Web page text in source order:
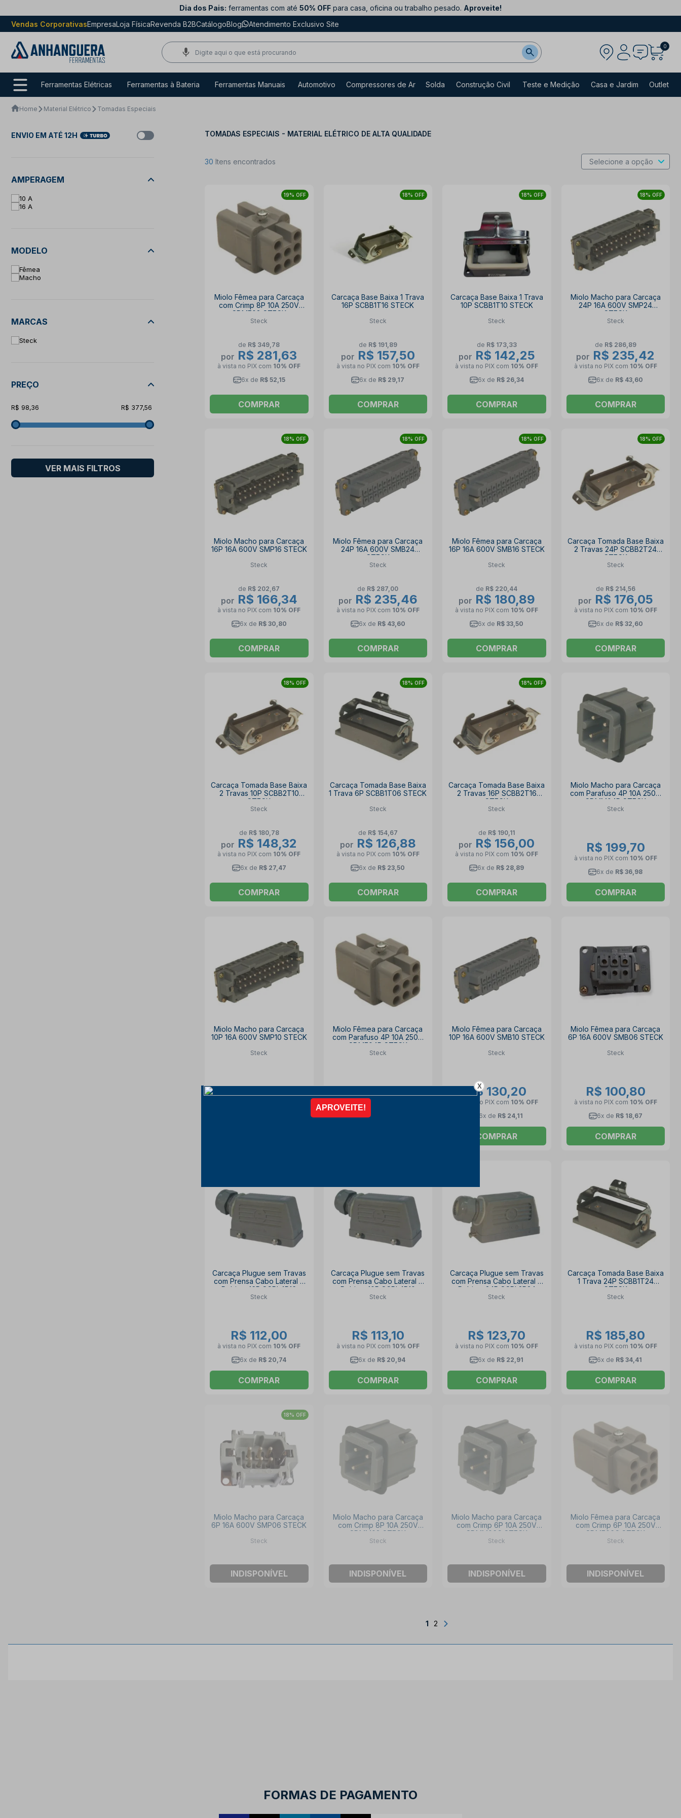
Dia dos Pais: ferramentas com até 50% OFF para casa, oficina ou trabalho pesado. Aproveite!
Vendas CorporativasEmpresaLoja FísicaRevenda B2BCatálogoBlog Atendimento Exclusivo Site
0
Ferramentas Elétricas Ferramentas à Bateria Ferramentas Manuais Automotivo Compressores de Ar Solda Construção Civil Teste e Medição Casa e Jardim Outlet
Home Material Elétrico Tomadas Especiais
AMPERAGEM
10 A
16 A
ENVIO EM ATÉ 12H
MODELO
Fêmea
Macho
MARCAS
Steck
PREÇO
98,36 377,56
VER MAIS FILTROS
TOMADAS ESPECIAIS - MATERIAL ELÉTRICO DE ALTA QUALIDADE
30 Itens encontrados
19% OFF
Miolo Fêmea para Carcaça
com Crimp 8P 10A 250V
SDMF08 STECK
Steck
de R$ 349,78
por R$ 281,63
à vista no PIX com 10% OFF
6x de R$ 52,15
COMPRAR
18% OFF
Carcaça Base Baixa 1 Trava
16P SCBB1T16 STECK
Steck
de R$ 191,89
por R$ 157,50
à vista no PIX com 10% OFF
6x de R$ 29,17
COMPRAR
18% OFF
Carcaça Base Baixa 1 Trava
10P SCBB1T10 STECK
Steck
de R$ 173,33
por R$ 142,25
à vista no PIX com 10% OFF
6x de R$ 26,34
COMPRAR
18% OFF
Miolo Macho para Carcaça
24P 16A 600V SMP24
STECK
Steck
de R$ 286,89
por R$ 235,42
à vista no PIX com 10% OFF
6x de R$ 43,60
COMPRAR
18% OFF
Miolo Macho para Carcaça
16P 16A 600V SMP16 STECK
Steck
de R$ 202,67
por R$ 166,34
à vista no PIX com 10% OFF
6x de R$ 30,80
COMPRAR
18% OFF
Miolo Fêmea para Carcaça
24P 16A 600V SMB24
STECK
Steck
de R$ 287,00
por R$ 235,46
à vista no PIX com 10% OFF
6x de R$ 43,60
COMPRAR
18% OFF
Miolo Fêmea para Carcaça
16P 16A 600V SMB16 STECK
Steck
de R$ 220,44
por R$ 180,89
à vista no PIX com 10% OFF
6x de R$ 33,50
COMPRAR
18% OFF
Carcaça Tomada Base Baixa
2 Travas 24P SCBB2T24
STECK
Steck
de R$ 214,56
por R$ 176,05
à vista no PIX com 10% OFF
6x de R$ 32,60
COMPRAR
18% OFF
Carcaça Tomada Base Baixa
2 Travas 10P SCBB2T10
STECK
Steck
de R$ 180,78
por R$ 148,32
à vista no PIX com 10% OFF
6x de R$ 27,47
COMPRAR
18% OFF
Carcaça Tomada Base Baixa
1 Trava 6P SCBB1T06 STECK
Steck
de R$ 154,67
por R$ 126,88
à vista no PIX com 10% OFF
6x de R$ 23,50
COMPRAR
18% OFF
Carcaça Tomada Base Baixa
2 Travas 16P SCBB2T16
STECK
Steck
de R$ 190,11
por R$ 156,00
à vista no PIX com 10% OFF
6x de R$ 28,89
COMPRAR
Miolo Macho para Carcaça
com Parafuso 4P 10A 250V
SDMM04P STECK
Steck
R$ 199,70
à vista no PIX com 10% OFF
6x de R$ 36,98
COMPRAR
Miolo Macho para Carcaça
10P 16A 600V SMP10 STECK
Steck
Miolo Fêmea para Carcaça
com Parafuso 4P 10A 250V
SDMF04P STECK
Steck
à vista no PIX
6x de
Miolo Fêmea para Carcaça
10P 16A 600V SMB10 STECK
Steck
R$ 130,20
à vista no PIX com 10% OFF
6x de R$ 24,11
COMPRAR
Miolo Fêmea para Carcaça
6P 16A 600V SMB06 STECK
Steck
R$ 100,80
à vista no PIX com 10% OFF
6x de R$ 18,67
COMPRAR
Carcaça Plugue sem Travas
com Prensa Cabo Lateral 4
Rebites 16P SCPL4R16
STECK
Steck
R$ 112,00
à vista no PIX com 10% OFF
6x de R$ 20,74
COMPRAR
Carcaça Plugue sem Travas
com Prensa Cabo Lateral 4
Rebites 10P SCPL4R10
STECK
Steck
R$ 113,10
à vista no PIX com 10% OFF
6x de R$ 20,94
COMPRAR
Carcaça Plugue sem Travas
com Prensa Cabo Lateral 2
Rebites 24P SCPL2R24
STECK
Steck
R$ 123,70
à vista no PIX com 10% OFF
6x de R$ 22,91
COMPRAR
Carcaça Tomada Base Baixa
1 Trava 24P SCBB1T24
STECK
Steck
R$ 185,80
à vista no PIX com 10% OFF
6x de R$ 34,41
COMPRAR
18% OFF
Miolo Macho para Carcaça
6P 16A 600V SMP06 STECK
Steck
INDISPONÍVEL
Miolo Macho para Carcaça
com Crimp 8P 10A 250V
SDMM08 STECK
Steck
INDISPONÍVEL
Miolo Macho para Carcaça
com Crimp 6P 10A 250V
SDMM06C STECK
Steck
INDISPONÍVEL
Miolo Fêmea para Carcaça
com Crimp 6P 10A 250V
SDMF06C STECK
Steck
INDISPONÍVEL
1 2
FORMAS DE PAGAMENTO
X